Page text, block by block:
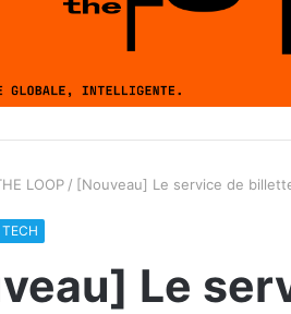
LOOP / [Nouveau] Le service de
TECH
Le